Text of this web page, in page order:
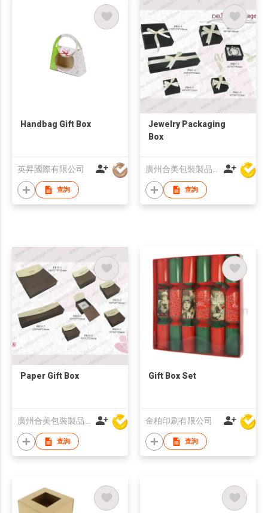
Handbag Gift Box
英昇國際有限公司
查詢
Jewelry Packaging
Box
查詢
Paper Gift Box
查詢
Gift Box Set
金柏印刷有限公司
查詢